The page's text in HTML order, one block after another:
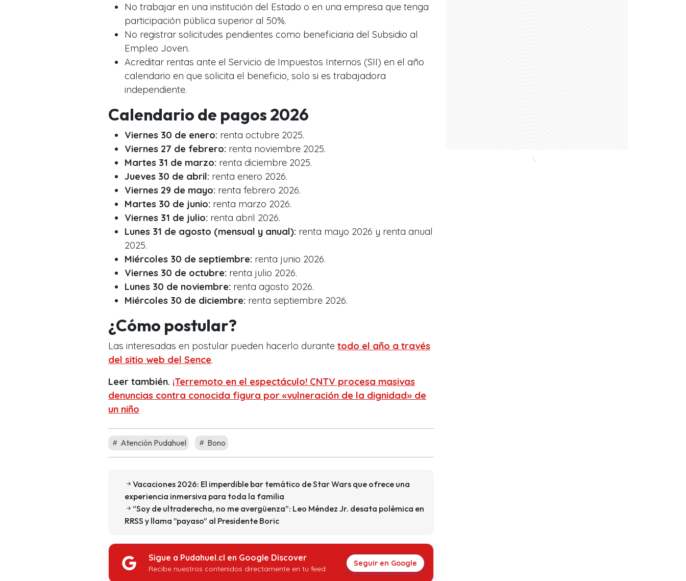
No trabajar en una institución del Estado o en una empresa que tenga
participación pública superior al 50%.
No registrar solicitudes pendientes como beneficiaria del Subsidio al
Empleo Joven.
Acreditar rentas ante el Servicio de Impuestos Internos (SII) en el año
calendario en que solicita el beneficio, solo si es trabajadora
independiente.
Calendario de pagos 2026
Viernes 30 de enero: renta octubre 2025.
Viernes 27 de febrero: renta noviembre 2025.
Martes 31 de marzo: renta diciembre 2025.
Jueves 30 de abril: renta enero 2026.
Viernes 29 de mayo: renta febrero 2026.
Martes 30 de junio: renta marzo 2026.
Viernes 31 de julio: renta abril 2026.
Lunes 31 de agosto (mensual y anual): renta mayo 2026 y renta anual
2025.
Miércoles 30 de septiembre: renta junio 2026.
Viernes 30 de octubre: renta julio 2026.
Lunes 30 de noviembre: renta agosto 2026.
Miércoles 30 de diciembre: renta septiembre 2026.
¿Cómo postular?
Las interesadas en postular pueden hacerlo durante todo el año a través
del sitio web del Sence.
Leer también. ¡Terremoto en el espectáculo! CNTV procesa masivas
denuncias contra conocida figura por «vulneración de la dignidad» de
un niño
Atención Pudahuel Bono
Vacaciones 2026: El imperdible bar temático de Star Wars que ofrece una
experiencia inmersiva para toda la familia
“Soy de ultraderecha, no me avergüenza”: Leo Méndez Jr. desata polémica en
RRSS y llama ”payaso” al Presidente Boric
Sigue a Pudahuel.cl en Google Discover
Recibe nuestros contenidos directamente en tu feed.
Seguir en Google